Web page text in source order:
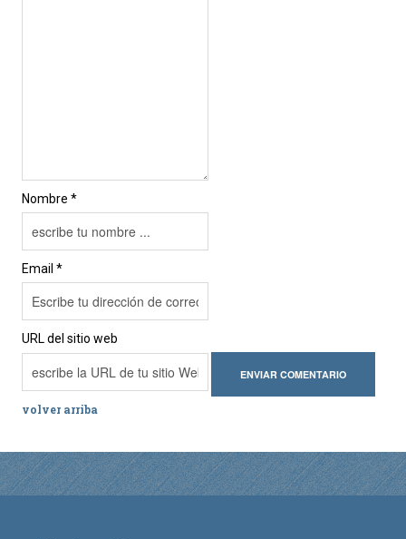
Nombre *
Email *
URL del sitio web
volver arriba